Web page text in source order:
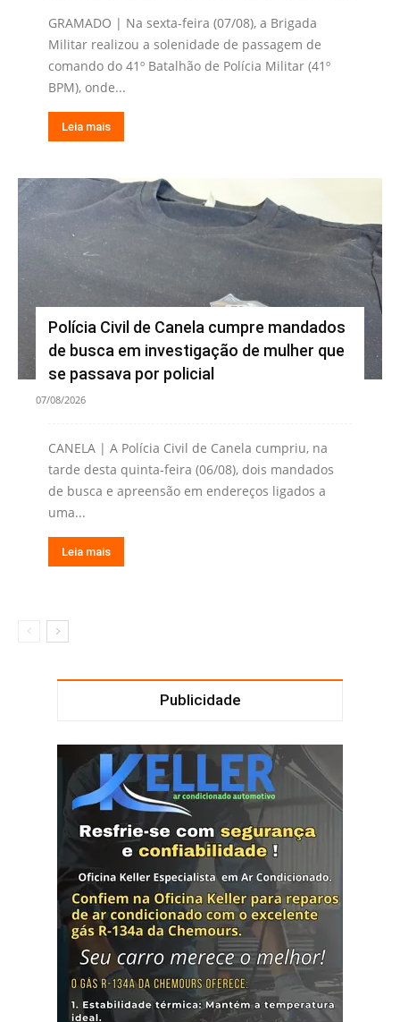
GRAMADO | Na sexta-feira (07/08), a Brigada
Militar realizou a solenidade de passagem de
comando do 41º Batalhão de Polícia Militar (41º
BPM), onde...
Leia mais
Polícia Civil de Canela cumpre mandados
de busca em investigação de mulher que
se passava por policial
07/08/2026
CANELA | A Polícia Civil de Canela cumpriu, na
tarde desta quinta-feira (06/08), dois mandados
de busca e apreensão em endereços ligados a
uma...
Leia mais
Publicidade